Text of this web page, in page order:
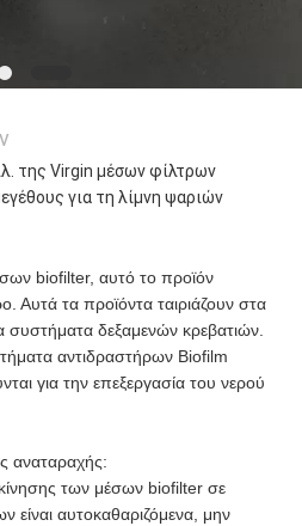
της Virgin μέσων φίλτρων
για τη λίμνη ψαριών
biofilter, αυτό το προϊόν
Αυτά τα προϊόντα ταιριάζουν στα
συστήματα δεξαμενών κρεβατιών.
αντιδραστήρων Biofilm
για την επεξεργασία του νερού
αναταραχής:
των μέσων biofilter σε
είναι αυτοκαθαριζόμενα, μην